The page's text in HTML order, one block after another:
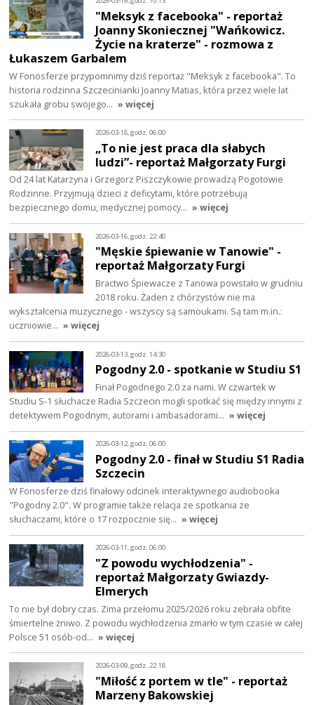
"Meksyk z facebooka" - reportaż
Joanny Skoniecznej "Wańkowicz.
Życie na kraterze" - rozmowa z
Łukaszem Garbalem
W Fonosferze przypomnimy dziś reportaż "Meksyk z facebooka". To
historia rodzinna Szczecinianki Joanny Matias, która przez wiele lat
szukała grobu swojego… » więcej
2026-03-18, godz. 06:00
„To nie jest praca dla słabych
ludzi”- reportaż Małgorzaty Furgi
Od 24 lat Katarzyna i Grzegorz Piszczykowie prowadzą Pogotowie
Rodzinne. Przyjmują dzieci z deficytami, które potrzebują
bezpiecznego domu, medycznej pomocy… » więcej
2026-03-16, godz. 22:40
"Męskie śpiewanie w Tanowie" -
reportaż Małgorzaty Furgi
Bractwo Śpiewacze z Tanowa powstało w grudniu
2018 roku. Żaden z chórzystów nie ma
wykształcenia muzycznego - wszyscy są samoukami. Są tam m.in.:
uczniowie… » więcej
2026-03-13, godz. 14:30
Pogodny 2.0 - spotkanie w Studiu S1
Finał Pogodnego 2.0 za nami. W czwartek w
Studiu S-1 słuchacze Radia Szczecin mogli spotkać się między innymi z
detektywem Pogodnym, autorami i ambasadorami… » więcej
2026-03-12, godz. 06:00
Pogodny 2.0 - finał w Studiu S1 Radia
Szczecin
W Fonosferze dziś finałowy odcinek interaktywnego audiobooka
"Pogodny 2.0". W programie także relacja ze spotkania ze
słuchaczami, które o 17 rozpocznie się… » więcej
2026-03-11, godz. 06:00
"Z powodu wychłodzenia" -
reportaż Małgorzaty Gwiazdy-
Elmerych
To nie był dobry czas. Zima przełomu 2025/2026 roku zebrała obfite
śmiertelne żniwo. Z powodu wychłodzenia zmarło w tym czasie w całej
Polsce 51 osób-od… » więcej
2026-03-09, godz. 22:18
"Miłość z portem w tle" - reportaż
Marzeny Bakowskiej